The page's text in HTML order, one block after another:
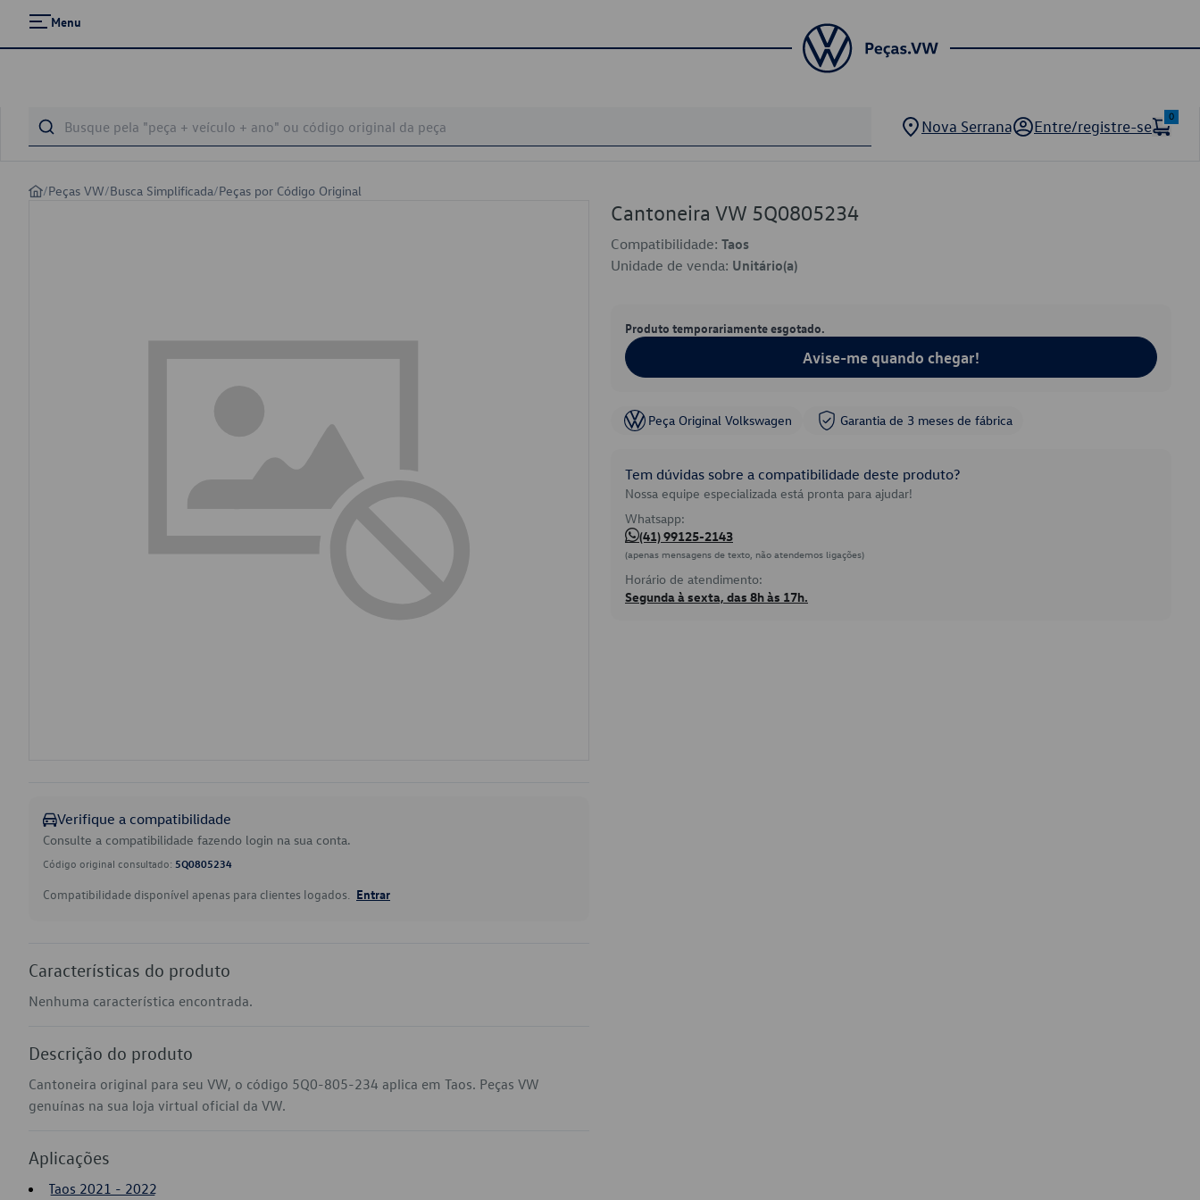
Menu
Nova Serrana Entre/registre-se
0
/Peças VW/Busca Simplificada/Peças por Código Original
Verifique a compatibilidade
Consulte a compatibilidade fazendo login na sua conta.
Código original consultado: 5Q0805234
Compatibilidade disponível apenas para clientes logados. Entrar
Características do produto
Nenhuma característica encontrada.
Descrição do produto
Cantoneira original para seu VW, o código 5Q0-805-234 aplica em Taos. Peças VW
genuínas na sua loja virtual oficial da VW.
Aplicações
Taos 2021 - 2022
Cantoneira VW 5Q0805234
Compatibilidade: Taos
Unidade de venda: Unitário(a)
Produto temporariamente esgotado.
Avise-me quando chegar!
Peça Original Volkswagen Garantia de 3 meses de fábrica
Tem dúvidas sobre a compatibilidade deste produto?
Nossa equipe especializada está pronta para ajudar!
Whatsapp:
(41) 99125-2143
(apenas mensagens de texto, não atendemos ligações)
Horário de atendimento:
Segunda à sexta, das 8h às 17h.